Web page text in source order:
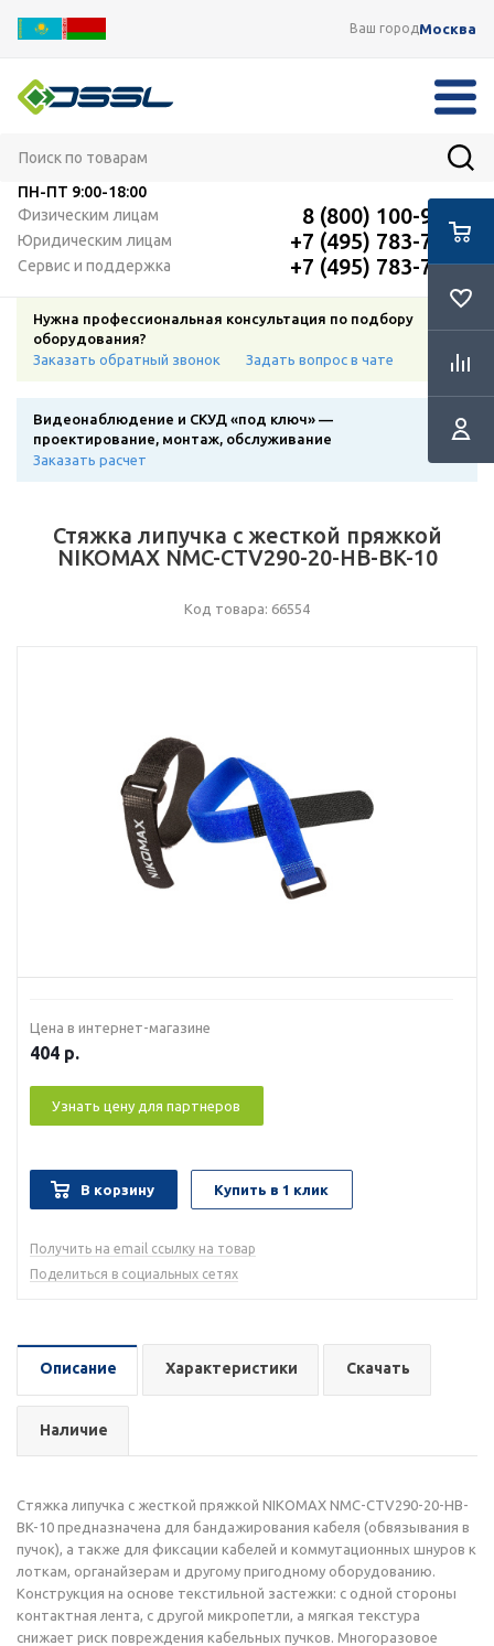
Ваш городМосква
ПН-ПТ 9:00-18:00
Физическим лицам
8 (800) 100-91-12
Юридическим лицам +7 (495) 783-72-87
Сервис и поддержка +7 (495) 783-72-87
Нужна профессиональная консультация по подбору
оборудования?
Заказать обратный звонок
Задать вопрос в чате
Видеонаблюдение и СКУД «под ключ» —
проектирование, монтаж, обслуживание
Заказать расчет
Стяжка липучка с жесткой пряжкой
NIKOMAX NMC-CTV290-20-HB-BK-10
Код товара: 66554
Цена в интернет-магазине
404 р.
Узнать цену для партнеров
В корзину Купить в 1 клик
Получить на email ссылку на товар
Поделиться в социальных сетях
Описание Характеристики Скачать
Наличие
Стяжка липучка с жесткой пряжкой NIKOMAX NMC-CTV290-20-HB-
BK-10 предназначена для бандажирования кабеля (обвязывания в
пучок), а также для фиксации кабелей и коммутационных шнуров к
лоткам, органайзерам и другому пригодному оборудованию.
Конструкция на основе текстильной застежки: с одной стороны
контактная лента, с другой микропетли, а мягкая текстура
снижает риск повреждения кабельных пучков. Многоразовое